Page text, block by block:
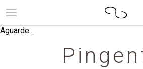
Aguarde...